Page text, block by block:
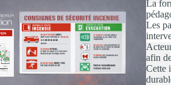
La
Les
afin
Cette